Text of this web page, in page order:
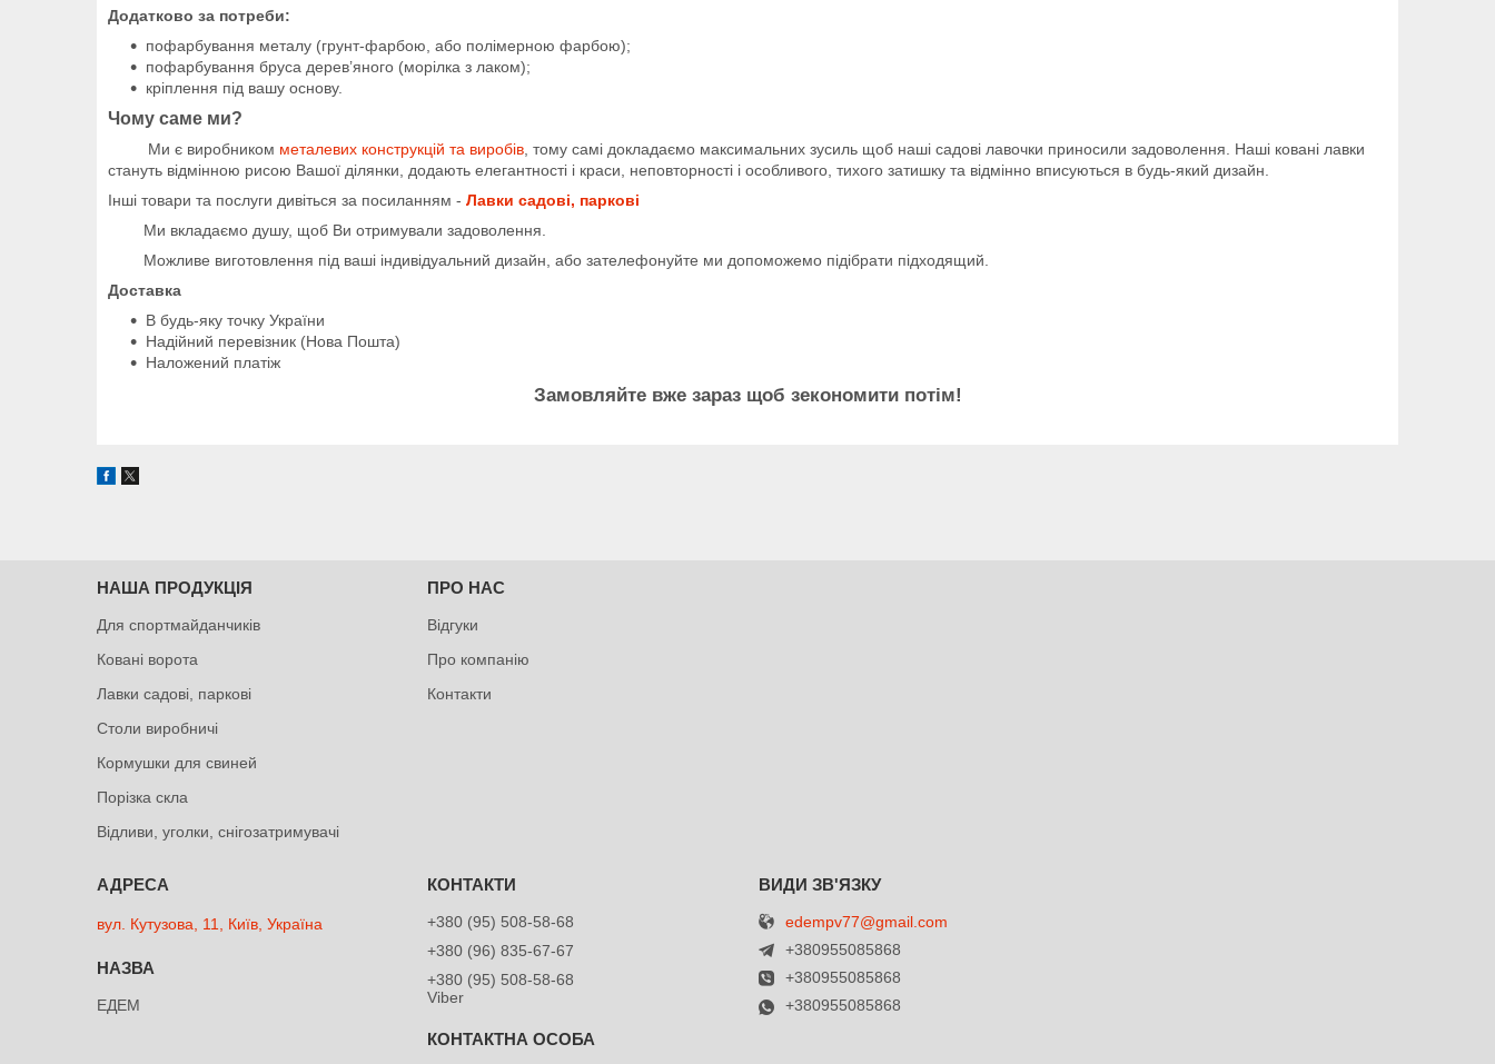
Додатково за потреби:
пофарбування металу (грунт-фарбою, або полімерною фарбою);
пофарбування бруса дерев’яного (морілка з лаком);
кріплення під вашу основу.
Чому саме ми?
Ми є виробником металевих конструкцій та виробів , тому самі докладаємо максимальних зусиль щоб наші садові лавочки приносили задоволення. Наші ковані лавки
стануть відмінною рисою Вашої ділянки, додають елегантності і краси, неповторності і особливого, тихого затишку та відмінно вписуються в будь-який дизайн.
Інші товари та послуги дивіться за посиланням - Лавки садові, паркові
Ми вкладаємо душу, щоб Ви отримували задоволення.
Можливе виготовлення під ваші індивідуальний дизайн, або зателефонуйте ми допоможемо підібрати підходящий.
Доставка
В будь-яку точку України
Надійний перевізник (Нова Пошта)
Наложений платіж
Замовляйте вже зараз щоб зекономити потім!
НАША ПРОДУКЦІЯ
Для спортмайданчиків
Ковані ворота
Лавки садові, паркові
Столи виробничі
Кормушки для свиней
Порізка скла
Відливи, уголки, снігозатримувачі
ПРО НАС
Відгуки
Про компанію
Контакти
вул. Кутузова, 11, Київ, Україна
ЕДЕМ
+380 (95) 508-58-68
+380 (96) 835-67-67
+380 (95) 508-58-68
Viber
edempv77@gmail.com
+380955085868
+380955085868
+380955085868